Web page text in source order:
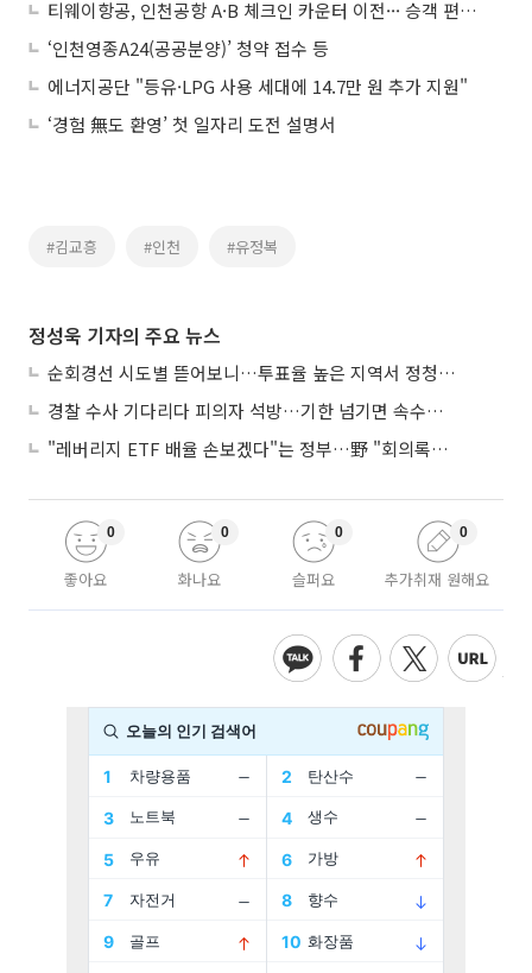
티웨이항공, 인천공항 A·B 체크인 카운터 이전··· 승객 편의 강화
‘인천영종A24(공공분양)’ 청약 접수 등
에너지공단 "등유·LPG 사용 세대에 14.7만 원 추가 지원"
‘경험 無도 환영’ 첫 일자리 도전 설명서
#김교흥 #인천 #유정복
정성욱 기자의 주요 뉴스
순회경선 시도별 뜯어보니…투표율 높은 지역서 정청래 강세
경찰 수사 기다리다 피의자 석방…기한 넘기면 속수무책
"레버리지 ETF 배율 손보겠다"는 정부…野 "회의록부터 내놔야"
좋아요
0
화나요
0
슬퍼요
0
추가취재 원해요
0